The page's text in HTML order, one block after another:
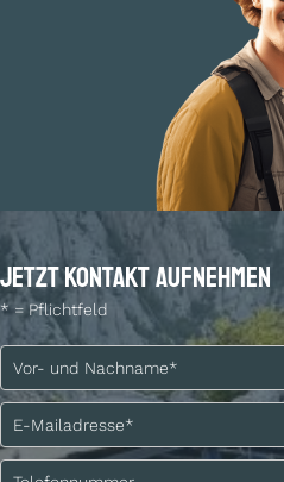
Jetzt Kontakt aufnehmen
* = Pflichtfeld